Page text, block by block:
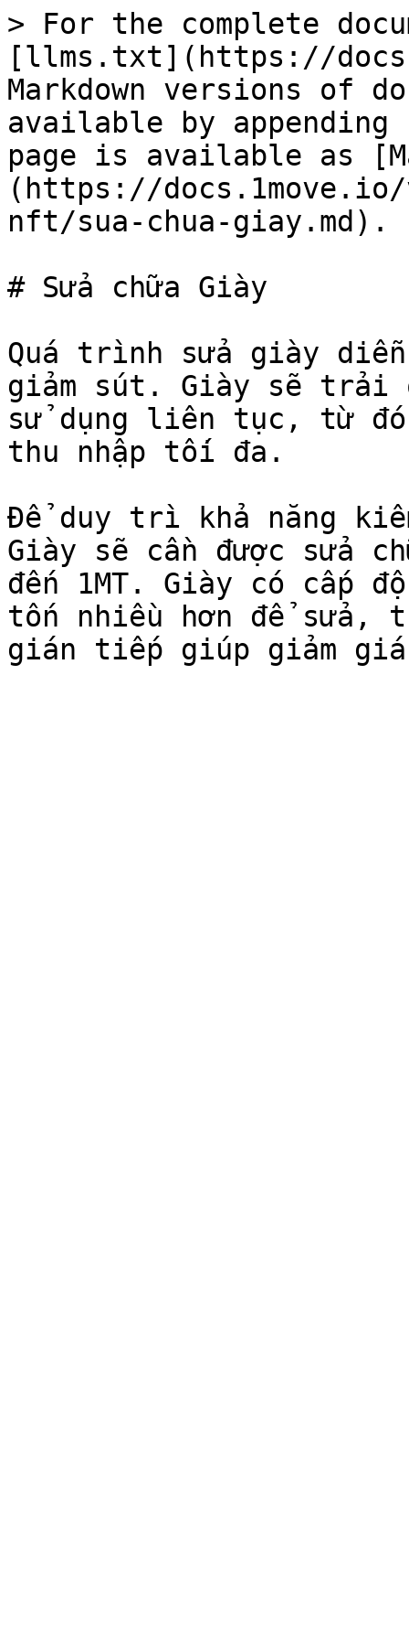
> For the complete
[llms.txt](https://
Markdown versions of
available by
page is available as
(https://
nft/sua-chua-giay.md).
# Sửa chữa Giày
Quá trình sửa giày
giảm sút. Giày sẽ trải
sử dụng liên tục, từ đó
thu nhập tối đa.
Để duy trì khả năng
Giày sẽ cần được sửa
đến 1MT. Giày có cấp
tốn nhiều hơn để sửa,